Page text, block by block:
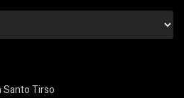
Santo Tirso